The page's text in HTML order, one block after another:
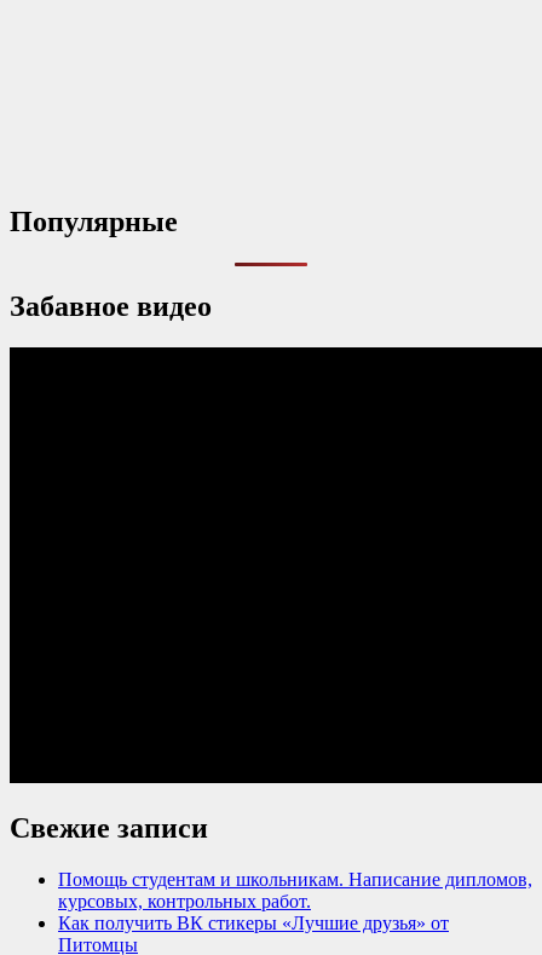
Популярные
Забавное видео
Свежие записи
Помощь студентам и школьникам. Написание дипломов,
курсовых, контрольных работ.
Как получить ВК стикеры «Лучшие друзья» от
Питомцы